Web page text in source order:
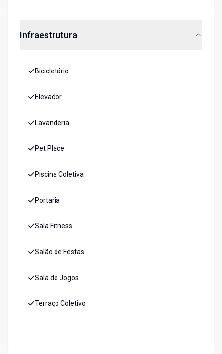
Infraestrutura
Bicicletário
Elevador
Lavanderia
Pet Place
Piscina Coletiva
Portaria
Sala Fitness
Salão de Festas
Sala de Jogos
Terraço Coletivo